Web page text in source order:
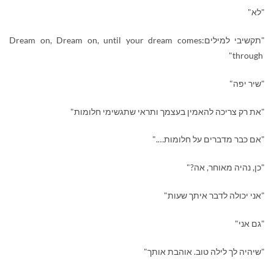
"לא"
"תקשיבי למילים:Dream on, Dream on, until your dream comes
through
"
"שיר יפה"
"את רק צריכה להאמין בעצמך ותראי שתגשימי חלומות"
"אם כבר מדברים על חלומות…."
"כן, נהיה מאוחר, אה?"
"אני יכולה לדבר איתך שעות"
"גם אני"
"שיהיה לך לילה טוב. אוהבת אותך"